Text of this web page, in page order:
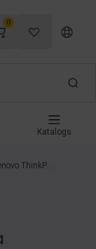
0
Katalogs
ThinkPad